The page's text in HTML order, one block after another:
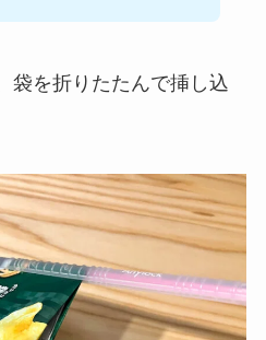
袋を折りたたんで挿し込